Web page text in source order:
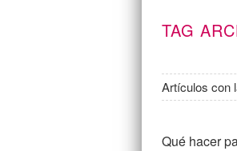
TAG
Artículos con
Qué hacer